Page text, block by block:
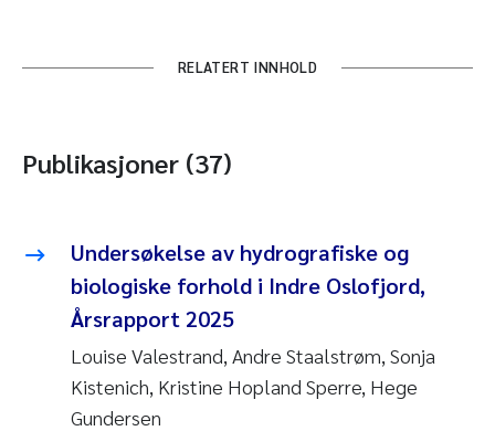
RELATERT INNHOLD
Publikasjoner (37)
Undersøkelse av hydrografiske og
biologiske forhold i Indre Oslofjord,
Årsrapport 2025
Louise Valestrand, Andre Staalstrøm, Sonja
Kistenich, Kristine Hopland Sperre, Hege
Gundersen